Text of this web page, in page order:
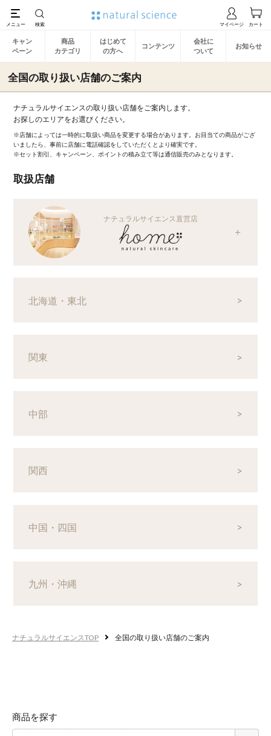
キャン
ペーン
商品
カテゴリ
はじめて
の方へ
コンテンツ
会社に
ついて
お知らせ
全国の取り扱い店舗のご案内
ナチュラルサイエンスの取り扱い店舗をご案内します。
お探しのエリアをお選びください。
※店舗によっては一時的に取扱い商品を変更する場合があります。お目当ての商品がござ
いましたら、事前に店舗に電話確認をしていただくとより確実です。
※セット割引、キャンペーン、ポイントの積み立て等は通信販売のみとなります。
取扱店舗
ナチュラルサイエンス直営店
＋
北海道・東北
関東
中部
関西
中国・四国
九州・沖縄
ナチュラルサイエンスTOP 全国の取り扱い店舗のご案内
商品を探す